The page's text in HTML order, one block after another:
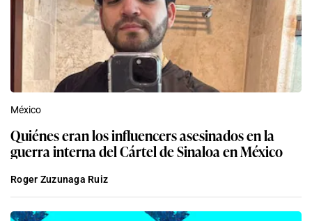
México
Quiénes eran los influencers asesinados en la
guerra interna del Cártel de Sinaloa en México
Roger Zuzunaga Ruiz